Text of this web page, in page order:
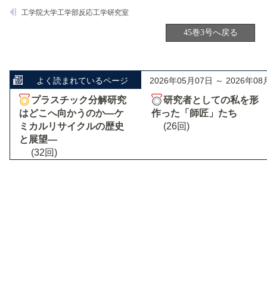
工学院大学工学部反応工学研究室
45巻3号へ戻る
よく読まれているページ 2026年05月07日 ～ 2026年08
プラスチック分解研究
はどこへ向かうのか―ケ
ミカルリサイクルの歴史
と展望―
(32回)
研究者としての私を形
作った「師匠」たち
(26回)